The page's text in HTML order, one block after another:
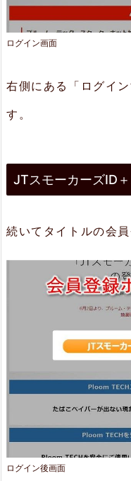
ログイン画面
右側にある「ログイ
す。
JTスモーカーズID
続いてタイトルの会
ログイン後画面